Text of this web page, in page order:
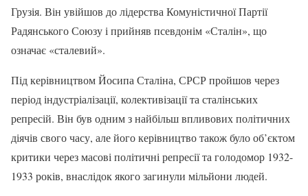
Грузія. Він увійшов до лідерства Комуністичної Партії
Радянського Союзу і прийняв псевдонім «Сталін», що
означає «сталевий».
Під керівництвом Йосипа Сталіна, СРСР пройшов через
період індустріалізації, колективізації та сталінських
репресій. Він був одним з найбільш впливових політичних
діячів свого часу, але його керівництво також було об’єктом
критики через масові політичні репресії та голодомор 1932-
1933 років, внаслідок якого загинули мільйони людей.